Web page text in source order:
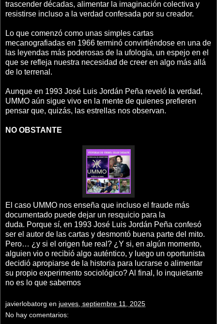
trascender décadas, alimentar la imaginación colectiva y
resistirse incluso a la verdad confesada por su creador.
Lo que comenzó como unas simples cartas
mecanografiadas en 1966 terminó convirtiéndose en una de
las leyendas más poderosas de la ufología, un espejo en el
que se refleja nuestra necesidad de creer en algo más allá
de lo terrenal.
Aunque en 1993 José Luis Jordán Peña reveló la verdad,
UMMO aún sigue vivo en la mente de quienes prefieren
pensar que, quizás, las estrellas nos observan.
NO OBSTANTE
El caso UMMO nos enseña que incluso el fraude más
documentado puede dejar un resquicio para la
duda. Porque sí, en 1993 José Luis Jordán Peña confesó
ser el autor de las cartas y desmontó buena parte del mito.
Pero… ¿y si el origen fue real? ¿Y si, en algún momento,
alguien vio o recibió algo auténtico, y luego un oportunista
decidió apropiarse de la historia para lucrarse o alimentar
su propio experimento sociológico? Al final, lo inquietante
no es lo que sabemos
javierlobatorg en jueves, septiembre 11, 2025
No hay comentarios: